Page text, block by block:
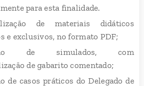
para esta finalidade.
de materiais didáticos
e exclusivos, no formato PDF;
de simulados, com
de gabarito comentado;
de casos práticos do Delegado de